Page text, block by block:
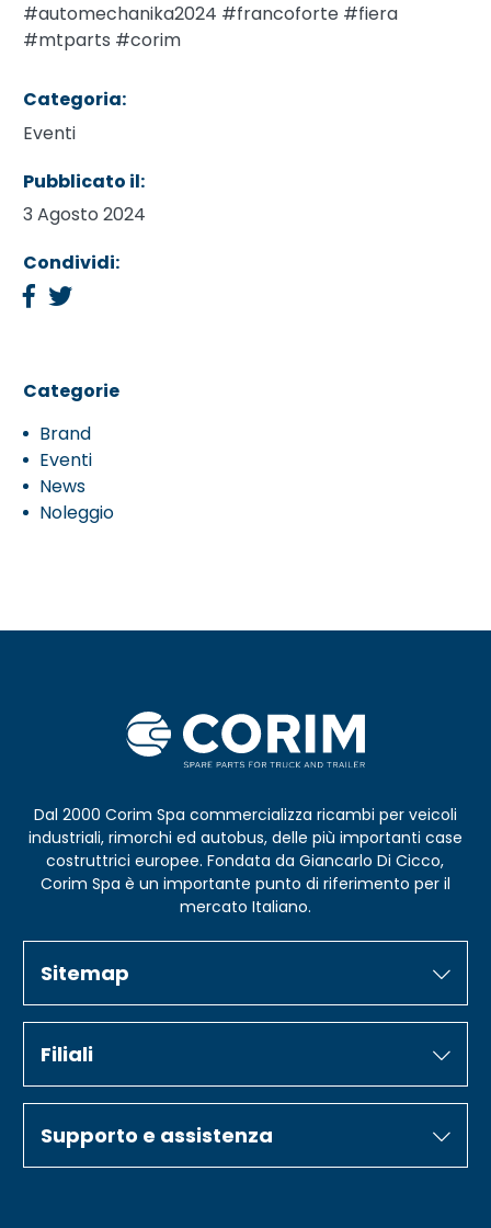
Categorie
Brand
Eventi
News
Noleggio
#automechanika2024 #francoforte #fiera
#mtparts #corim
Categoria:
Eventi
Pubblicato il:
3 Agosto 2024
Condividi:
Dal 2000 Corim Spa commercializza ricambi per veicoli
industriali, rimorchi ed autobus, delle più importanti case
costruttrici europee. Fondata da Giancarlo Di Cicco,
Corim Spa è un importante punto di riferimento per il
mercato Italiano.
Sitemap
Filiali
Supporto e assistenza